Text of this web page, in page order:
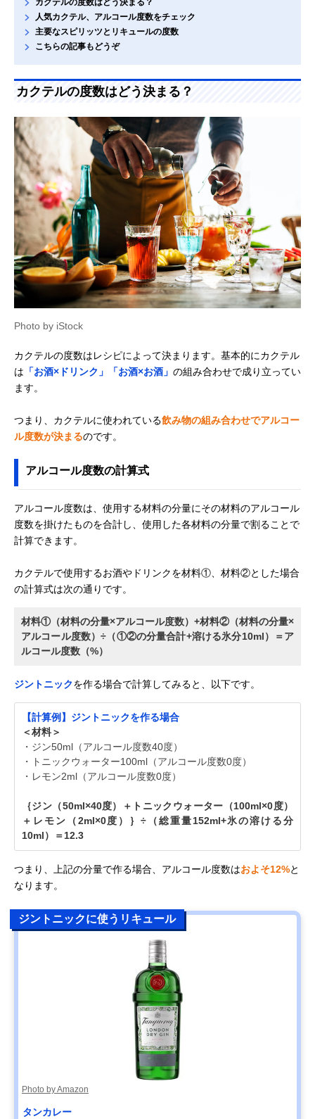
カクテルの度数はどう決まる？
人気カクテル、アルコール度数をチェック
主要なスピリッツとリキュールの度数
こちらの記事もどうぞ
カクテルの度数はどう決まる？
Photo by iStock
カクテルの度数はレシピによって決まります。基本的にカクテル
は 「お酒×ドリンク」「お酒×お酒」 の組み合わせで成り立ってい
ます。
つまり、カクテルに使われている飲み物の組み合わせでアルコー
ル度数が決まるのです。
アルコール度数の計算式
アルコール度数は、使用する材料の分量にその材料のアルコール
度数を掛けたものを合計し、使用した各材料の分量で割ることで
計算できます。
カクテルで使用するお酒やドリンクを材料①、材料②とした場合
の計算式は次の通りです。
材料①（材料の分量×アルコール度数）+材料②（材料の分量×
アルコール度数）÷（①②の分量合計+溶ける氷分10ml）＝ア
ルコール度数（%）
ジントニックを作る場合で計算してみると、以下です。
【計算例】ジントニックを作る場合
＜材料＞
・ジン50ml（アルコール度数40度）
・トニックウォーター100ml（アルコール度数0度）
・レモン2ml（アルコール度数0度）
｛ジン（50ml×40度）＋トニックウォーター（100ml×0度）
＋レモン（2ml×0度）｝÷（総重量152ml+氷の溶ける分
10ml）＝12.3
つまり、上記の分量で作る場合、アルコール度数はおよそ12%と
なります。
ジントニックに使うリキュール
Photo by Amazon
タンカレー